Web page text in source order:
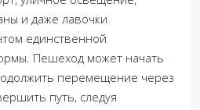
и даже лавочки
единственной
Пешеход может начать
перемещение через
путь, следуя